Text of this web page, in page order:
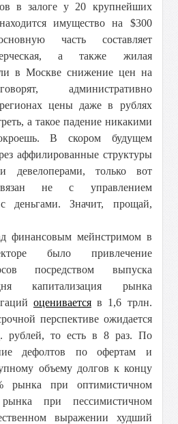
в залоге у 20 крупнейших
имущество на $300
часть составляет
а также жилая
в Москве снижение цен на
административно
цены даже в рублях
а такое падение никакими
В скором будущем
аффилированные структуры
девелоперами, только вот
не с управлением
деньгами. Значит, прощай,
финансовым мейнстримом в
было привлечение
посредством выпуска
капитализация рынка
оцениваетсяв 1,6 трлн.
перспективе ожидается
рублей, то есть в 8 раз. По
дефолтов по офертам и
объему долгов к концу
рынка при оптимистичном
при пессимистичном
выражении худший